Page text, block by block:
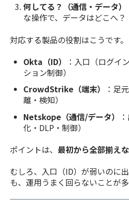
何してる？（通信・データ）
な操作で、データはどこへ？
対応する製品の役割はこうです。
Okta（ID）
：入口（ログイ
ション制御）
CrowdStrike（端末）
：足
離・検知）
Netskope（通信/データ）
化・DLP・制御）
ポイントは、 最初から全部揃え
むしろ、入口（ID）が弱いのに
も、運用うまく回らないことが多